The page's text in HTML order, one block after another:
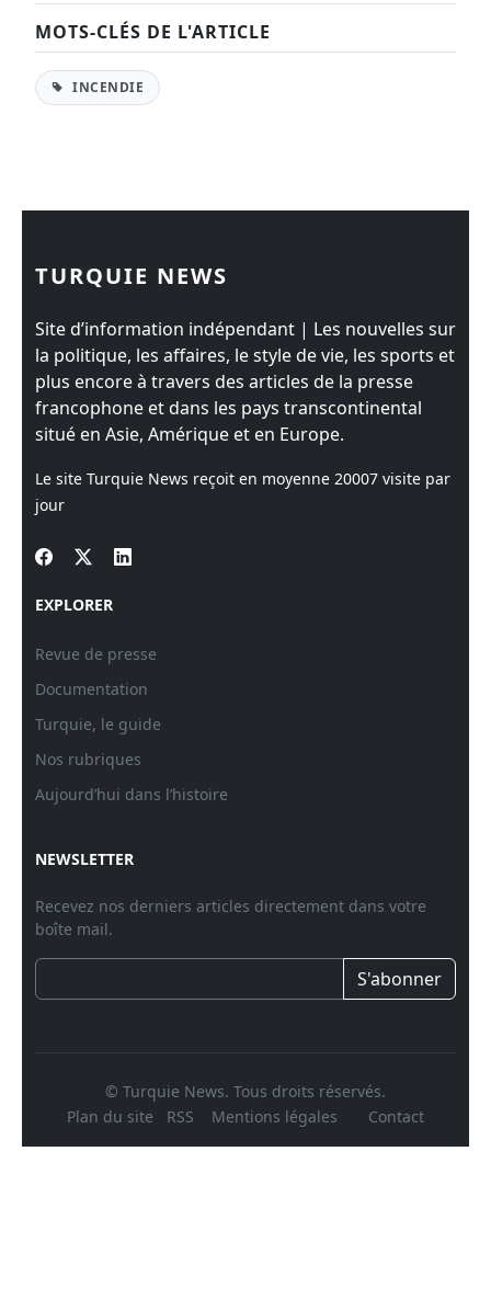
MOTS-CLÉS DE L'ARTICLE
INCENDIE
TURQUIE NEWS
Site d’information indépendant | Les nouvelles sur
la politique, les affaires, le style de vie, les sports et
plus encore à travers des articles de la presse
francophone et dans les pays transcontinental
situé en Asie, Amérique et en Europe.
Le site Turquie News reçoit en moyenne 20007 visite par
jour
EXPLORER
Revue de presse
Documentation
Turquie, le guide
Nos rubriques
Aujourd’hui dans l’histoire
NEWSLETTER
Recevez nos derniers articles directement dans votre
boîte mail.
S'abonner
© Turquie News. Tous droits réservés.
Plan du site
RSS Mentions légales Contact